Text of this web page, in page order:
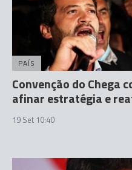
PAÍS
Convenção do Chega
afinar estratégia e
19 Set 10:40